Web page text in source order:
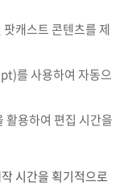
캐스트 콘텐츠를 제
를 사용하여 자동으
활용하여 편집 시간을
시간을 획기적으로